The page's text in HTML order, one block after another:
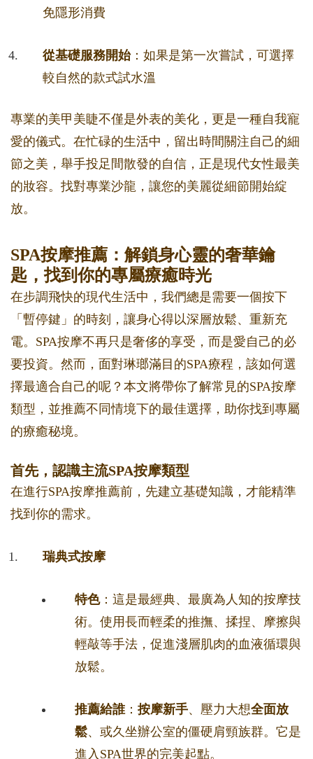
免隱形消費
從基礎服務開始：如果是第一次嘗試，可選擇
較自然的款式試水溫
專業的美甲美睫不僅是外表的美化，更是一種自我寵
愛的儀式。在忙碌的生活中，留出時間關注自己的細
節之美，舉手投足間散發的自信，正是現代女性最美
的妝容。找對專業沙龍，讓您的美麗從細節開始綻
放。
SPA按摩推薦：解鎖身心靈的奢華鑰
匙，找到你的專屬療癒時光
在步調飛快的現代生活中，我們總是需要一個按下
「暫停鍵」的時刻，讓身心得以深層放鬆、重新充
電。SPA按摩不再只是奢侈的享受，而是愛自己的必
要投資。然而，面對琳瑯滿目的SPA療程，該如何選
擇最適合自己的呢？本文將帶你了解常見的SPA按摩
類型，並推薦不同情境下的最佳選擇，助你找到專屬
的療癒秘境。
首先，認識主流SPA按摩類型
在進行SPA按摩推薦前，先建立基礎知識，才能精準
找到你的需求。
瑞典式按摩
特色：這是最經典、最廣為人知的按摩技
術。使用長而輕柔的推撫、揉捏、摩擦與
輕敲等手法，促進淺層肌肉的血液循環與
放鬆。
推薦給誰： 按摩新手、壓力大想全面放
鬆、或久坐辦公室的僵硬肩頸族群。它是
進入SPA世界的完美起點。